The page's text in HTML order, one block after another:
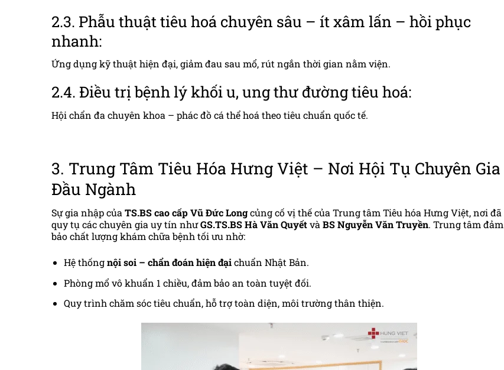
2.3. Phẫu thuật tiêu hoá chuyên sâu – ít xâm lấn – hồi phục
nhanh:
Ứng dụng kỹ thuật hiện đại, giảm đau sau mổ, rút ngắn thời gian nằm viện.
2.4. Điều trị bệnh lý khối u, ung thư đường tiêu hoá:
Hội chẩn đa chuyên khoa – phác đồ cá thể hoá theo tiêu chuẩn quốc tế.
3. Trung Tâm Tiêu Hóa Hưng Việt – Nơi Hội Tụ Chuyên Gia
Đầu Ngành
Sự gia nhập củaTS.BS cao cấp Vũ Đức Longcủng cố vị thế của Trung tâm Tiêu hóa Hưng Việt, nơi đã
quy tụ các chuyên gia uy tín nhưGS.TS.BS Hà Văn QuyếtvàBS Nguyễn Văn Truyền. Trung tâm đảm
bảo chất lượng khám chữa bệnh tối ưu nhờ:
Hệ thốngnội soi – chẩn đoán hiện đạichuẩn Nhật Bản.
Phòng mổ vô khuẩn 1 chiều, đảm bảo an toàn tuyệt đối.
Quy trình chăm sóc tiêu chuẩn, hỗ trợ toàn diện, môi trường thân thiện.